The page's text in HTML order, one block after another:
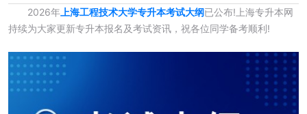
2026年 上海工程技术大学专升本考试大纲已公布!上海专升本网
持续为大家更新专升本报名及考试资讯，祝各位同学备考顺利!